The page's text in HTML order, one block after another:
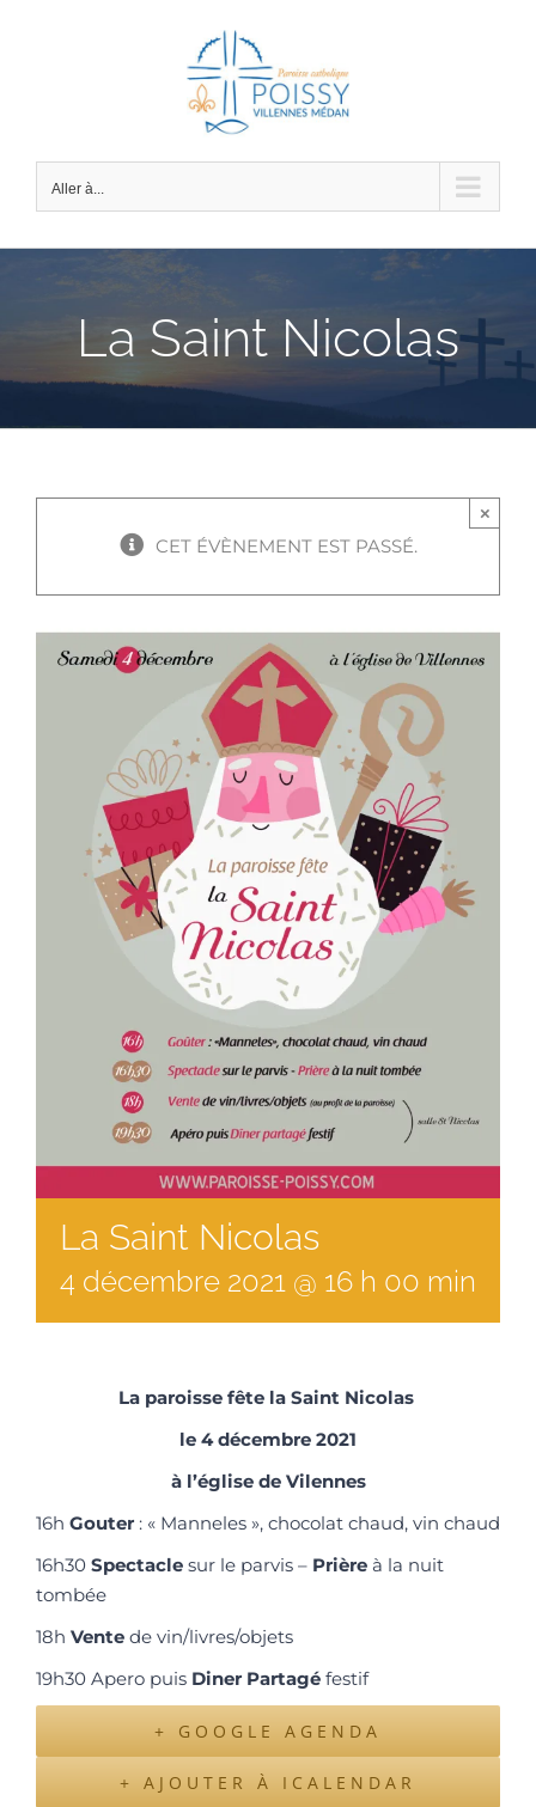
Aller à...
La Saint Nicolas
CET ÉVÈNEMENT EST PASSÉ.
×
La Saint Nicolas
4 décembre 2021 @ 16 h 00 min
La paroisse fête la Saint Nicolas
le 4 décembre 2021
à l’église de Vilennes
16h Gouter : « Manneles », chocolat chaud, vin chaud
16h30 Spectacle sur le parvis – Prière à la nuit
tombée
18h Vente de vin/livres/objets
19h30 Apero puis Diner Partagé festif
+ GOOGLE AGENDA
+ AJOUTER À ICALENDAR